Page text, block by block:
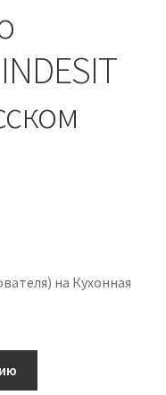
на Кухонная